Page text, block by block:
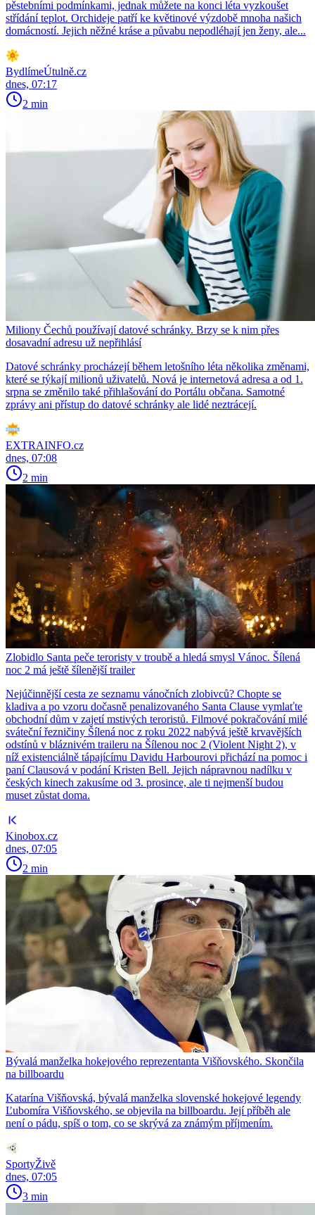
pěstebními podmínkami, jednak můžete na konci léta vyzkoušet
střídání teplot. Orchideje patří ke květinové výzdobě mnoha našich
domácností. Jejich něžné kráse a půvabu nepodléhají jen ženy, ale...
BydlímeÚtulně.cz
dnes, 07:17
2 min
Miliony Čechů používají datové schránky. Brzy se k nim přes
dosavadní adresu už nepřihlásí
Datové schránky procházejí během letošního léta několika změnami,
které se týkají milionů uživatelů. Nová je internetová adresa a od 1.
srpna se změnilo také přihlašování do Portálu občana. Samotné
zprávy ani přístup do datové schránky ale lidé neztrácejí.
EXTRAINFO.cz
dnes, 07:08
2 min
Zlobidlo Santa peče teroristy v troubě a hledá smysl Vánoc. Šílená
noc 2 má ještě šílenější trailer
Nejúčinnější cesta ze seznamu vánočních zlobivců? Chopte se
kladiva a po vzoru dočasně penalizovaného Santa Clause vymlaťte
obchodní dům v zajetí mstivých teroristů. Filmové pokračování milé
sváteční řezničiny Šílená noc z roku 2022 nabývá ještě krvavějších
odstínů v bláznivém traileru na Šílenou noc 2 (Violent Night 2), v
níž existenciálně tápajícímu Davidu Harbourovi přichází na pomoc i
paní Clausová v podání Kristen Bell. Jejich nápravnou nadílku v
českých kinech zakusíme od 3. prosince, ale ti nejmenší budou
muset zůstat doma.
Kinobox.cz
dnes, 07:05
2 min
Bývalá manželka hokejového reprezentanta Višňovského. Skončila
na billboardu
Katarína Višňovská, bývalá manželka slovenské hokejové legendy
Ľubomíra Višňovského, se objevila na billboardu. Její příběh ale
není o pádu, spíš o tom, co se skrývá za známým příjmením.
SportyŽivě
dnes, 07:05
3 min